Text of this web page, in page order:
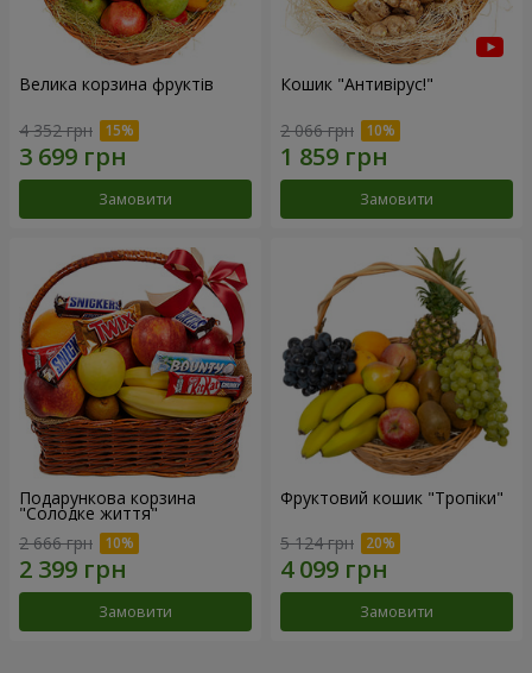
Велика корзина фруктів
4 352 грн
Замовити
Кошик "Антивірус!"
2 066 грн
Замовити
Подарункова корзина
"Солодке життя"
2 666 грн
Замовити
Фруктовий кошик "Тропіки"
5 124 грн
Замовити